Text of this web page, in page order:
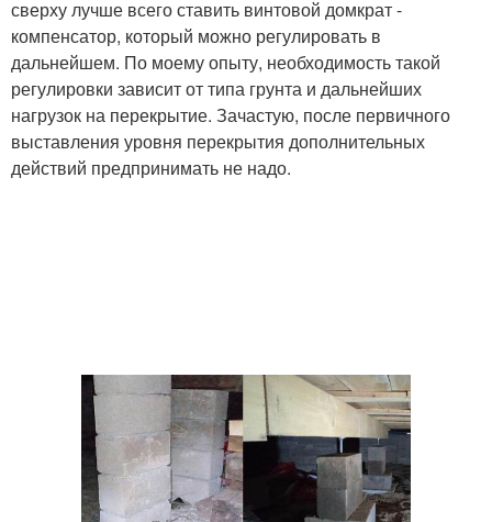
сверху лучше всего ставить винтовой домкрат -
компенсатор, который можно регулировать в
дальнейшем. По моему опыту, необходимость такой
регулировки зависит от типа грунта и дальнейших
нагрузок на перекрытие. Зачастую, после первичного
выставления уровня перекрытия дополнительных
действий предпринимать не надо.